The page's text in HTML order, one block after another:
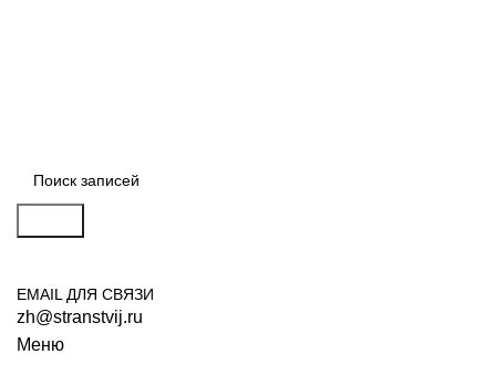
EMAIL ДЛЯ СВЯЗИ
zh@stranstvij.ru
Меню